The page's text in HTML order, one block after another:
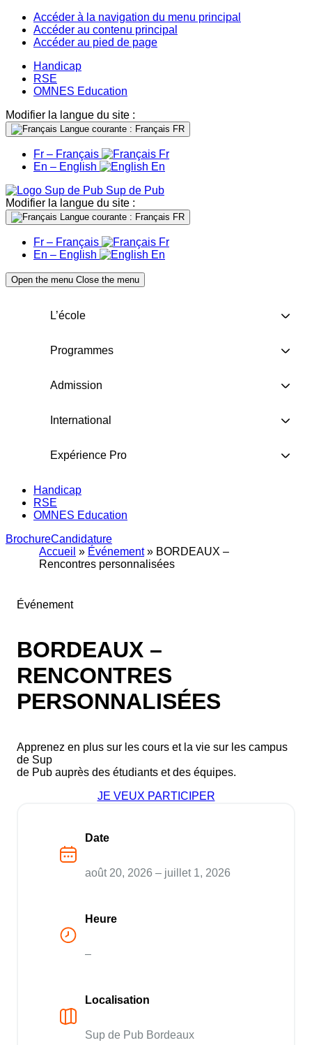
Accéder à la navigation du menu principal
Accéder au contenu principal
Accéder au pied de page
Handicap
RSE
OMNES Education
Modifier la langue du site :
Langue courante : Français FR
Fr – Français
Fr
En – English
En
Sup de Pub
Modifier la langue du site :
Langue courante : Français FR
Fr – Français
Fr
En – English
En
Open the menu Close the menu
L’école
Programmes
Admission
International
Expérience Pro
Handicap
RSE
OMNES Education
BrochureCandidature
Accueil » Événement» BORDEAUX –
Rencontres personnalisées
Événement
BORDEAUX –
RENCONTRES
PERSONNALISÉES
Apprenez en plus sur les cours et la vie sur les campus
de Sup
de Pub auprès des étudiants et des équipes.
JE VEUX PARTICIPER
Date
août 20, 2026 – juillet 1, 2026
Heure
–
Localisation
Sup de Pub Bordeaux